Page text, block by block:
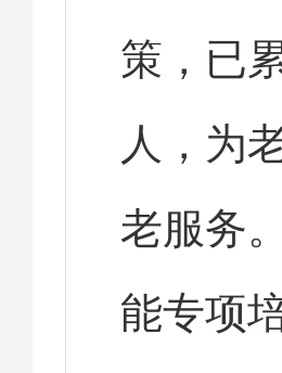
策，已
人，为
老服务
能专项